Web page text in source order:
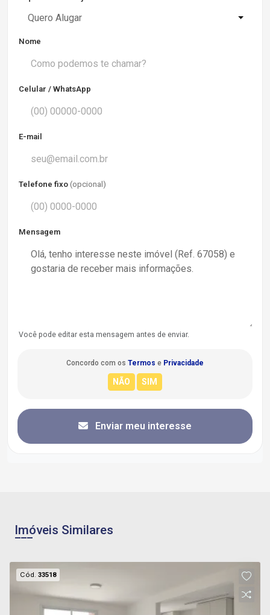
Quero Alugar
Nome
Celular / WhatsApp
E-mail
Telefone fixo (opcional)
Mensagem
Você pode editar esta mensagem antes de enviar.
Concordo com os Termos e Privacidade
Enviar meu interesse
Imóveis Similares
Cód.33518